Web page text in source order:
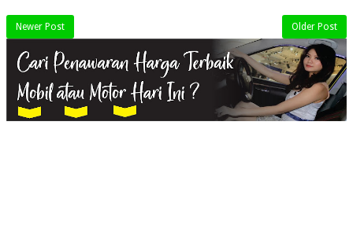
Newer Post Older Post